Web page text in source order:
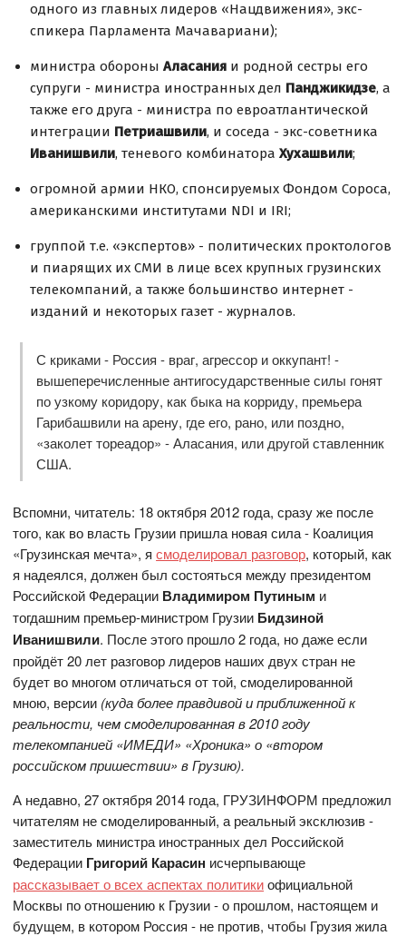
одного из главных лидеров «Нацдвижения», экс-
спикера Парламента Мачавариани);
министра обороны Аласанияи родной сестры его
супруги - министра иностранных дел Панджикидзе, а
также его друга - министра по евроатлантической
интеграции Петриашвили, и соседа - экс-советника
Иванишвили, теневого комбинатора Хухашвили;
огромной армии НКО, спонсируемых Фондом Сороса,
американскими институтами NDI и IRI;
группой т.е. «экспертов» - политических проктологов
и пиарящих их СМИ в лице всех крупных грузинских
телекомпаний, а также большинство интернет -
изданий и некоторых газет - журналов.
С криками - Россия - враг, агрессор и оккупант! -
вышеперечисленные антигосударственные силы гонят
по узкому коридору, как быка на корриду, премьера
Гарибашвили на арену, где его, рано, или поздно,
«заколет тореадор» - Аласания, или другой ставленник
США.
Вспомни, читатель: 18 октября 2012 года, сразу же после
того, как во власть Грузии пришла новая сила - Коалиция
«Грузинская мечта», ясмоделировал разговор, который, как
я надеялся, должен был состояться между президентом
Российской Федерации Владимиром Путиным и
тогдашним премьер-министром Грузии Бидзиной
Иванишвили. После этого прошло 2 года, но даже если
пройдёт 20 лет разговор лидеров наших двух стран не
будет во многом отличаться от той, смоделированной
мною, версии (куда более правдивой и приближенной к
реальности, чем смоделированная в 2010 году
телекомпанией «ИМЕДИ» «Хроника» о «втором
российском пришествии» в Грузию).
А недавно, 27 октября 2014 года, ГРУЗИНФОРМ предложил
читателям не смоделированный, а реальный эксклюзив -
заместитель министра иностранных дел Российской
Федерации Григорий Карасин исчерпывающе
рассказывает о всех аспектах политикиофициальной
Москвы по отношению к Грузии - о прошлом, настоящем и
будущем, в котором Россия - не против, чтобы Грузия жила